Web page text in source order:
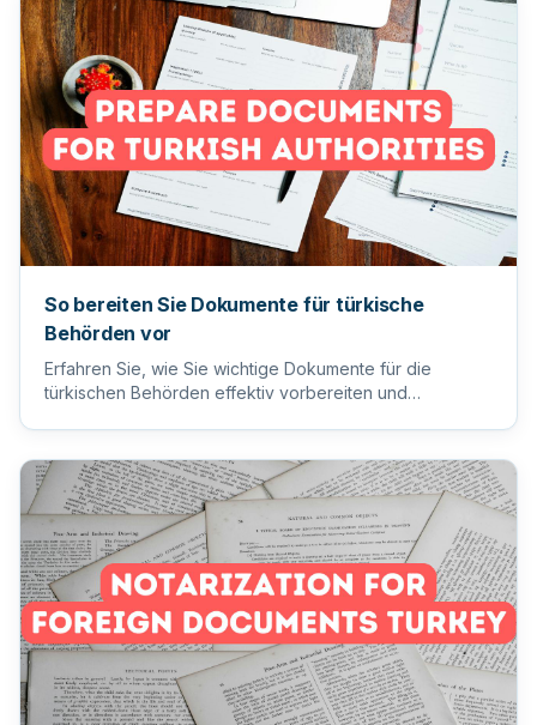
So bereiten Sie Dokumente für türkische
Behörden vor
Erfahren Sie, wie Sie wichtige Dokumente für die
türkischen Behörden effektiv vorbereiten und